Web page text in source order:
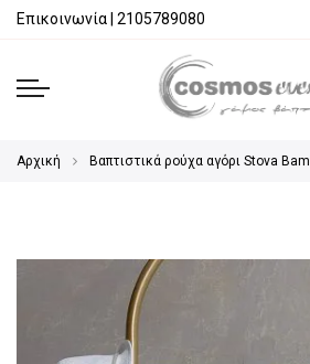
Επικοινωνία 2105789080
Αρχική Βαπτιστικά ρούχα αγόρι Stova